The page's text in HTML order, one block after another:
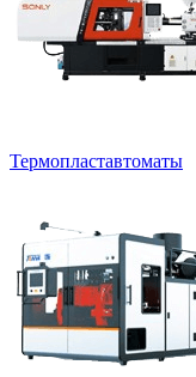
Термопластавтоматы